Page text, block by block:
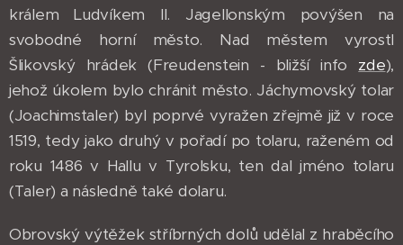
králem Ludvíkem II. Jagellonským povýšen na
svobodné horní město. Nad městem vyrostl
Šlikovský hrádek (Freudenstein - bližší info zde),
jehož úkolem bylo chránit město. Jáchymovský tolar
(Joachimstaler) byl poprvé vyražen zřejmě již v roce
1519, tedy jako druhý v pořadí po tolaru, raženém od
roku 1486 v Hallu v Tyrolsku, ten dal jméno tolaru
(Taler) a následně také dolaru.
Obrovský výtěžek stříbrných dolů udělal z hraběcího